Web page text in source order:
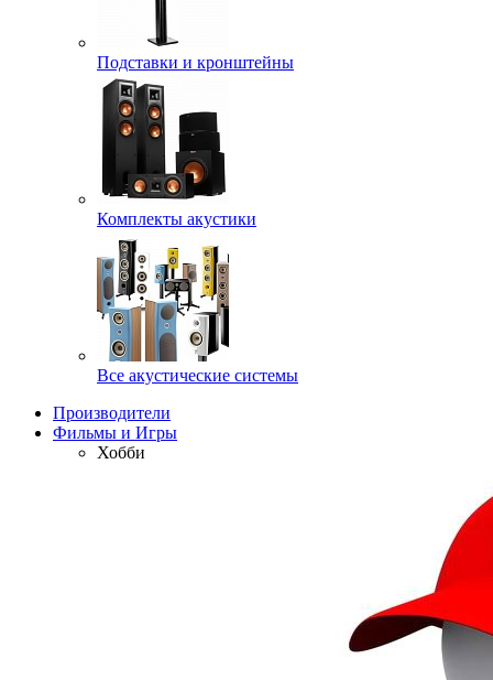
Подставки и кронштейны
Комплекты акустики
Все акустические системы
Производители
Фильмы и Игры
Хобби